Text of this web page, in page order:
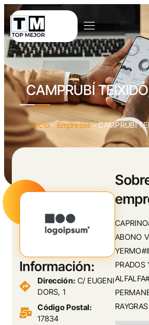
CAMPRUBÍ
Inicio-Empresas-CAMPRUBÍ
ABONO
PRADOS
RAYGRAS
Información:
Dirección: C/ EUGENI
DORS, 1
Código Postal:
17834